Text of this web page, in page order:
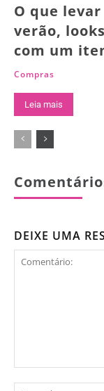
O que
verão,
com um
Compras
Leia mais
DEIXE UMA